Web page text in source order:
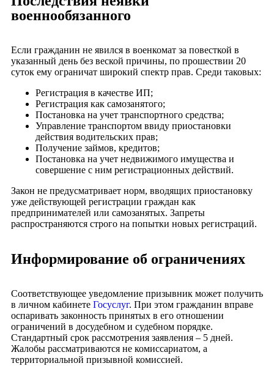
военнообязанного
Если гражданин не явился в военкомат за повесткой в
указанный день без веской причины, по прошествии 20
суток ему ограничат широкий спектр прав. Среди таковых:
Регистрация в качестве ИП;
Регистрация как самозанятого;
Постановка на учет транспортного средства;
Управление транспортом ввиду приостановки
действия водительских прав;
Получение займов, кредитов;
Постановка на учет недвижимого имущества и
совершение с ним регистрационных действий.
Закон не предусматривает норм, вводящих приостановку
уже действующей регистрации граждан как
предпринимателей или самозанятых. Запреты
распространяются строго на попытки новых регистраций.
Информирование об ограничениях
Соответствующее уведомление призывник может получить
в личном кабинете Госуслуг. При этом гражданин вправе
оспаривать законность принятых в его отношении
ограничений в досудебном и судебном порядке.
Стандартный срок рассмотрения заявления – 5 дней.
Жалобы рассматриваются не комиссариатом, а
территориальной призывной комиссией.